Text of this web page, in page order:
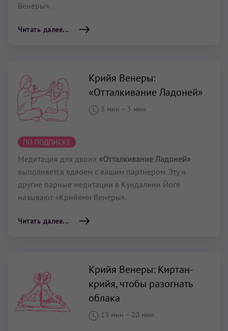
Венеры».
Читать далее...
Крийя Венеры:
«Отталкивание Ладоней»
3 мин – 3 мин
ПО ПОДПИСКЕ
Медитация для двоих «Отталкивание Ладоней»
выполняется вдвоем с вашим партнером. Эту и
другие парные медитации в Кундалини Йоге
называют «Крийями Венеры».
Читать далее...
Крийя Венеры: Киртан-
крийя, чтобы разогнать
облака
13 мин – 20 мин